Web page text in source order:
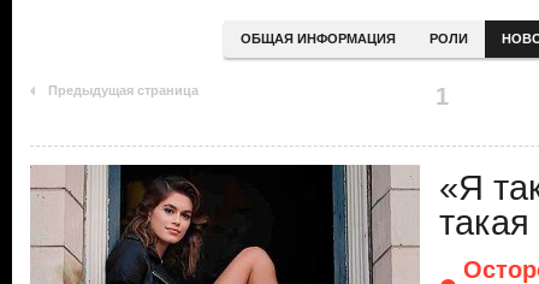
ОБЩАЯ ИНФОРМАЦИЯ РОЛИ
Предыдущая страница 1
«Я